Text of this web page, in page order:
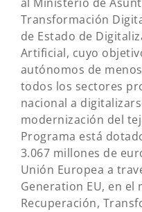
Transformación
de Estado de
Artificial, cuyo
autónomos de
todos los sectores
nacional a
modernización del
Programa está
3.067 millones de
Unión Europea a
Generation EU, en el
Recuperación,